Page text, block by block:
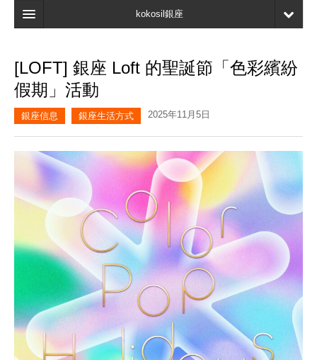
kokosil銀座
搜索
最新信息
我的頁面
書簽
[LOFT] 銀座 Loft 的聖誕節「色彩繽紛
假期」活動
銀座信息 銀座生活方式 2025年11月5日